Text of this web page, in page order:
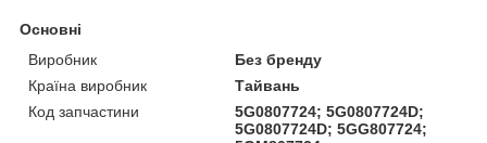
Основні
Виробник
Без бренду
Країна виробник
Тайвань
Код запчастини
5G0807724; 5G0807724D;
5G0807724D; 5GG807724;